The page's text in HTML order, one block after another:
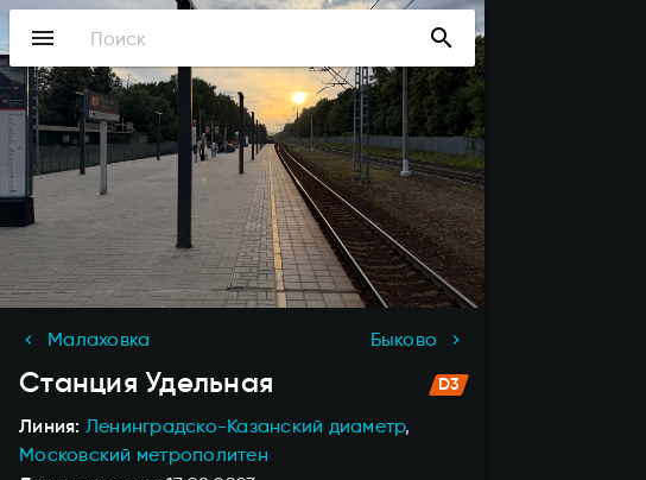
Перейти
к
основному
содержанию
menu search
Малаховка Быково
Станция Удельная
Линия Ленинградско-Казанский диаметр
Московский метрополитен